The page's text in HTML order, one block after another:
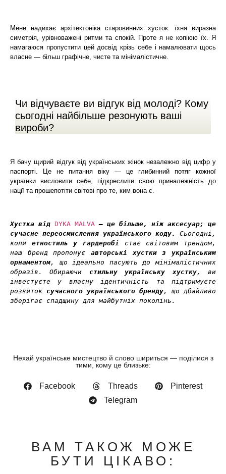
Мене надихає архітектоніка старовинних хусток: їхня виразна
симетрія, урівноважені ритми та спокій. Проте я не копіюю їх. Я
намагаюся пропустити цей досвід крізь себе і намалювати щось
власне — більш графічне, чисте та мінімалістичне.
Чи відчуваєте ви відгук від молоді? Кому
сьогодні найбільше резонують ваші
вироби?
Я бачу щирий відгук від українських жінок незалежно від цифр у
паспорті. Це не питання віку — це глибинний потяг кожної
українки висловити себе, підкреслити свою приналежність до
нації та прошепотіти світові про те, ким вона є.
Хустка від DYKA MALVA — це більше, ніж аксесуар; це
сучасне переосмислення українського коду.
Сьогодні,
коли етностиль у гардеробі стає світовим трендом,
наш бренд пропонує авторські хустки з українським
орнаментом, що ідеально пасують до мінімалістичних
образів. Обираючи стильну українську хустку, ви
інвестуєте у власну ідентичність та підтримуєте
розвиток сучасного українського бренду, що дбайливо
зберігає спадщину для майбутніх поколінь.
Нехай українське мистецтво й слово шириться — поділися з
тими, кому це близьке:
Facebook Threads
Pinterest
Telegram
ВАМ ТАКОЖ МОЖЕ
БУТИ ЦІКАВО: